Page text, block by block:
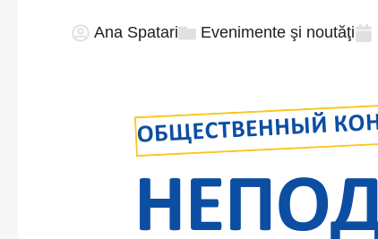
Ana Spatari Evenimente şi noutăţi